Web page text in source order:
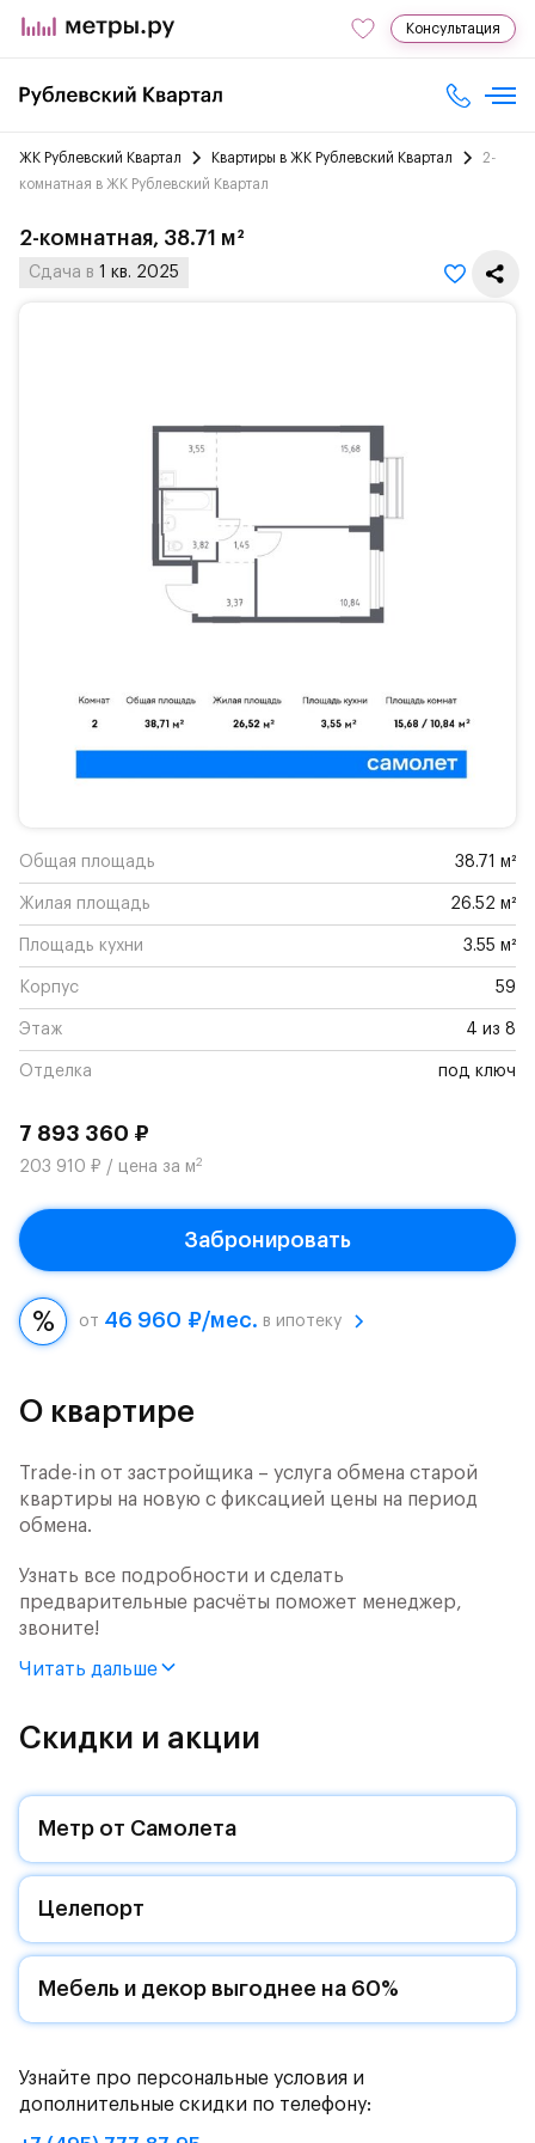
Консультация
ЖК Рублевский Квартал Квартиры в ЖК Рублевский Квартал
2-
комнатная в ЖК Рублевский Квартал
2-комнатная, 38.71 м²
Сдача в 1 кв. 2025
Общая площадь 38.71 м²
Жилая площадь 26.52 м²
Площадь кухни 3.55 м²
Корпус 59
Этаж 4 из 8
Отделка под ключ
7 893 360 ₽
203 910 ₽ / цена за м2
Забронировать
от 46 960 ₽/мес. в ипотеку
О квартире
Trade-in от застройщика – услуга обмена старой
квартиры на новую с фиксацией цены на период
обмена.
Узнать все подробности и сделать
предварительные расчёты поможет менеджер,
звоните!
Продается 2-комн. квартира с отделкой. Квартира
дома (Корпус 59, Секция 5) в ЖК «Рублевский
Квартал» от группы «Самолет».
Цена указана с учетом готовой отделки и кухни.
«Рублевский квартал» — это экологичный проект
от группы Самолет рядом с Дубковским и
Подушкинским лесами.
Он сочетает близость к природным комплексам,
престижный статус западного направления и
возможность удобно добраться до столицы.
чистовой отделкой, закрытый двор без машин —
квартал станет по-настоящему «своей»
Читать дальше
Скидки и акции
Метр от Самолета
Целепорт
Мебель и декор выгоднее на 60%
Узнайте про персональные условия и
дополнительные скидки по телефону: